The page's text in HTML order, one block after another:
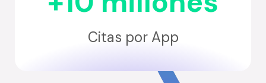
Citas por App